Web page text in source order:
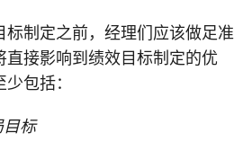
标制定之前，经理们应该做足准
直接影响到绩效目标制定的优
包括：
目标